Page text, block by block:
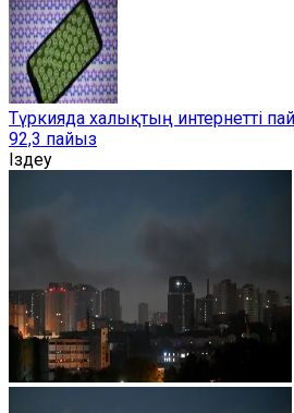
Түркияда халықтың интернетті
92,3 пайыз
Іздеу